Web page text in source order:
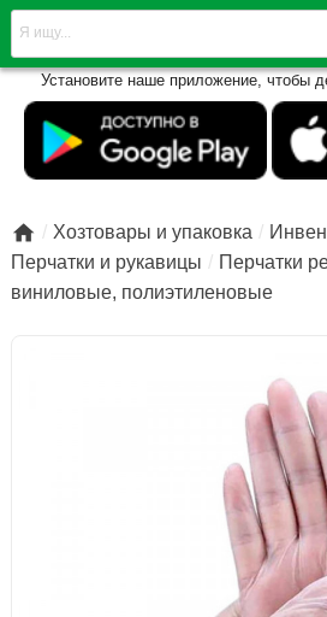
Установите наше приложение, чтобы
 Хозтовары и упаковка
Перчатки и рукавицы
Перчатки
виниловые, полиэтиленовые